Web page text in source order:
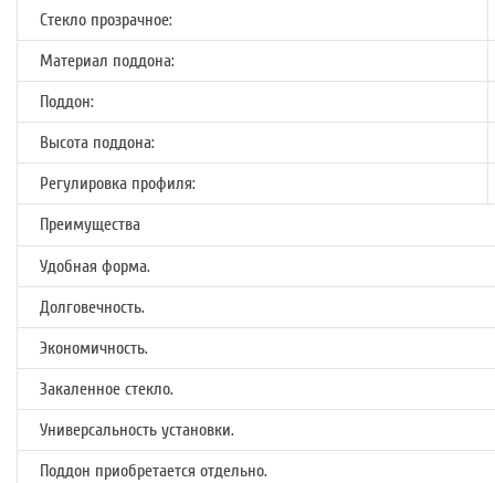
Стекло прозрачное:
Материал поддона:
Поддон:
Высота поддона:
Регулировка профиля:
Преимущества
Удобная форма.
Долговечность.
Экономичность.
Закаленное стекло.
Универсальность установки.
Поддон приобретается отдельно.